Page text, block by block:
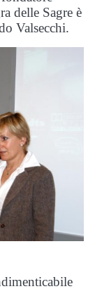
delle Sagre è
Valsecchi.